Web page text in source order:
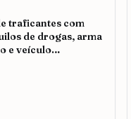
traficantes com
de drogas, arma
e veículo